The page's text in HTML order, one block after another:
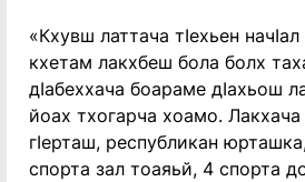
«Кхувш латтача тӀехьен
кхетам лакхбеш бола болх
дӀабеххача боараме дӀахьош
йоах тхогарча хоамо.
гӀерташ, республикан
спорта зал тоаяьй, 4 спорта